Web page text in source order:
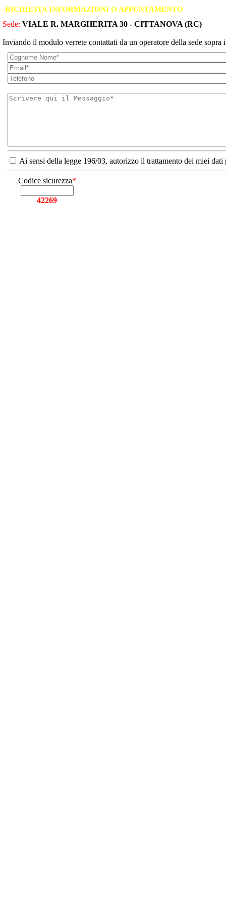
RICHIESTA INFORMAZIONI O APPUNTAMENTO
Sede: VIALE R. MARGHERITA 30 - CITTANOVA (RC)
Inviando il modulo verrete contattati da un operatore della sede sopra
Ai sensi della legge 196/03, autorizzo il trattamento dei miei
Codice sicurezza*
42269